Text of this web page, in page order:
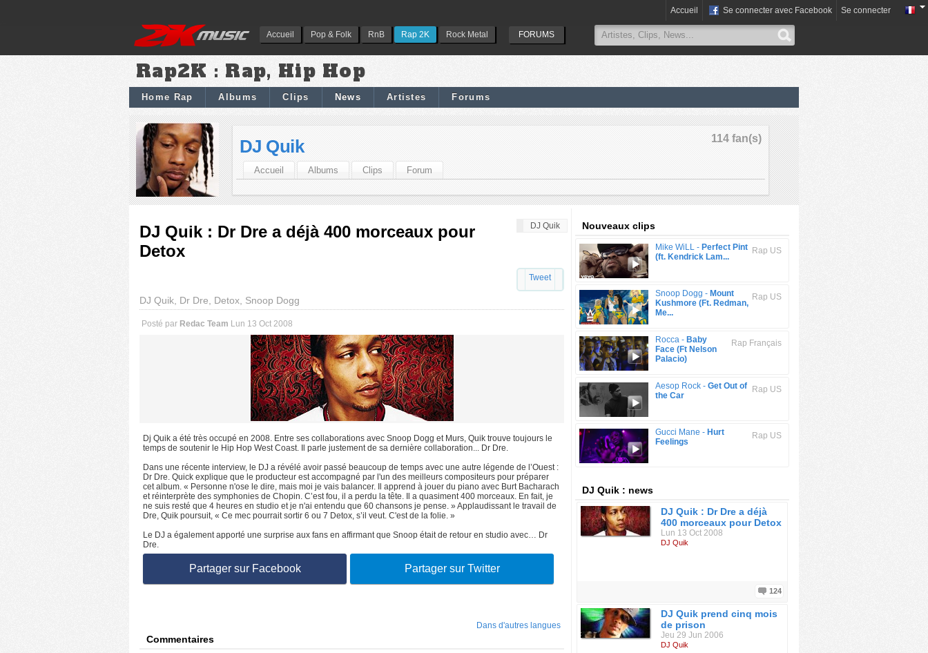
Accueil Pop & Folk RnB Rap 2K Rock Metal FORUMS
Accueil Se connecter avec Facebook Se connecter
Rap2K : Rap, Hip Hop
Home Rap Albums Clips News Artistes Forums
114 fan(s)
DJ Quik
Accueil Albums Clips Forum
DJ Quik
DJ Quik : Dr Dre a déjà 400 morceaux pour
Detox
Tweet
DJ Quik, Dr Dre, Detox, Snoop Dogg
Posté par Redac Team Lun 13 Oct 2008
Dj Quik a été très occupé en 2008. Entre ses collaborations avec Snoop Dogg et Murs, Quik trouve toujours le
temps de soutenir le Hip Hop West Coast. Il parle justement de sa dernière collaboration... Dr Dre.
Dans une récente interview, le DJ a révélé avoir passé beaucoup de temps avec une autre légende de l’Ouest :
Dr Dre. Quick explique que le producteur est accompagné par l'un des meilleurs compositeurs pour préparer
cet album. « Personne n'ose le dire, mais moi je vais balancer. Il apprend à jouer du piano avec Burt Bacharach
et réinterprète des symphonies de Chopin. C’est fou, il a perdu la tête. Il a quasiment 400 morceaux. En fait, je
ne suis resté que 4 heures en studio et je n'ai entendu que 60 chansons je pense. » Applaudissant le travail de
Dre, Quik poursuit, « Ce mec pourrait sortir 6 ou 7 Detox, s’il veut. C'est de la folie. »
Le DJ a également apporté une surprise aux fans en affirmant que Snoop était de retour en studio avec… Dr
Dre.
Partager sur Facebook Partager sur Twitter
Dans d'autres langues
Commentaires
Nouveaux clips
Rap US
Mike WiLL - Perfect Pint
(ft. Kendrick Lam...
Rap US
Snoop Dogg - Mount
Kushmore (Ft. Redman,
Me...
Rap Français
Rocca - Baby
Face (Ft Nelson
Palacio)
Rap US
Aesop Rock - Get Out of
the Car
Rap US
Gucci Mane - Hurt
Feelings
DJ Quik : news
DJ Quik : Dr Dre a déjà
400 morceaux pour Detox
Lun 13 Oct 2008
DJ Quik
124
DJ Quik prend cinq mois
de prison
Jeu 29 Jun 2006
DJ Quik